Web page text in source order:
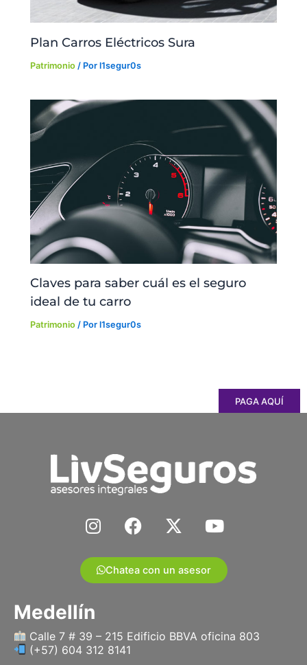
Plan Carros Eléctricos Sura
Patrimonio / Porl1segur0s
Claves para saber cuál es el seguro
ideal de tu carro
Patrimonio / Porl1segur0s
PAGA AQUÍ
I
n
t
a
r
a
m
F
a
e
b
k
X
-
w
i
e
Y
o
u
Chatea con un asesor
Medellín
Calle 7 # 39 – 215 Edificio BBVA oficina 803
(+57) 604 312 8141